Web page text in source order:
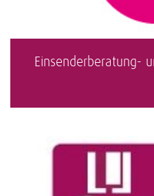
Einsenderberatung-